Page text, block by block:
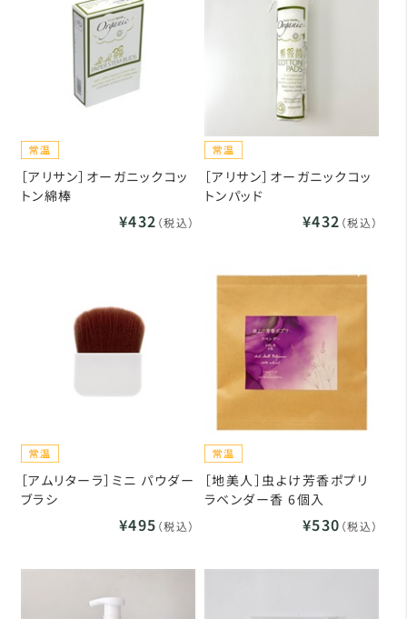
［アリサン］オーガニックコッ
トン綿棒
¥432 （税込）
［アリサン］オーガニックコッ
トンパッド
¥432 （税込）
［アムリターラ］ミニ パウダー
ブラシ
¥495 （税込）
［地美人］虫よけ芳香ポプリ
ラベンダー香 6個入
¥530 （税込）